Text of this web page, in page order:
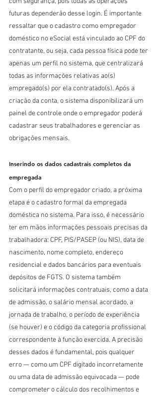
futuras dependerão desse login. É importante
ressaltar que o cadastro como empregador
doméstico no eSocial está vinculado ao CPF do
contratante, ou seja, cada pessoa física pode ter
apenas um perfil no sistema, que centralizará
todas as informações relativas ao(s)
empregado(s) por ela contratado(s). Após a
criação da conta, o sistema disponibilizará um
painel de controle onde o empregador poderá
cadastrar seus trabalhadores e gerenciar as
obrigações mensais.
Inserindo os dados cadastrais completos da
empregada
Com o perfil do empregador criado, a próxima
etapa é o cadastro formal da empregada
doméstica no sistema. Para isso, é necessário
ter em mãos informações pessoais precisas da
trabalhadora: CPF, PIS/PASEP (ou NIS), data de
nascimento, nome completo, endereço
residencial e dados bancários para eventuais
depósitos de FGTS. O sistema também
solicitará informações contratuais, como a data
de admissão, o salário mensal acordado, a
jornada de trabalho, o período de experiência
(se houver) e o código da categoria profissional
correspondente à função exercida. A precisão
desses dados é fundamental, pois qualquer
erro — como um CPF digitado incorretamente
ou uma data de admissão equivocada — pode
comprometer o cálculo dos recolhimentos e